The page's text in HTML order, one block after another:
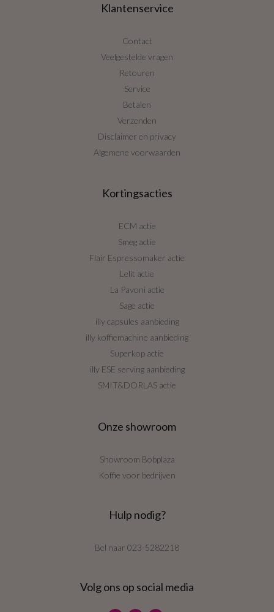
Klantenservice
Contact
Veelgestelde vragen
Retouren
Service
Betalen
Verzenden
Disclaimer en privacy
Algemene voorwaarden
Kortingsacties
ECM actie
Smeg actie
Flair Espressomaker actie
Lelit actie
La Pavoni actie
Sage actie
illy capsules aanbieding
illy koffiemachine aanbieding
Superkop actie
illy ESE serving aanbieding
SMIT&DORLAS actie
Onze showroom
Showroom Bobplaza
Koffie voor bedrijven
Hulp nodig?
Bel naar 023-5282218
Volg ons op social media